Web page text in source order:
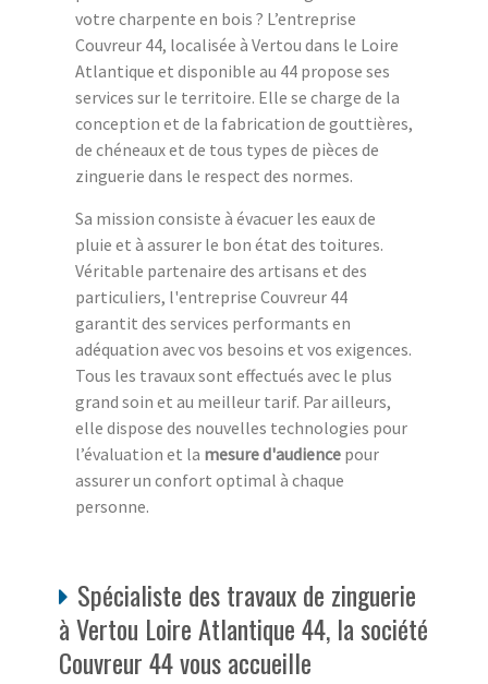
votre charpente en bois ? L’entreprise
Couvreur 44, localisée à Vertou dans le Loire
Atlantique et disponible au 44 propose ses
services sur le territoire. Elle se charge de la
conception et de la fabrication de gouttières,
de chéneaux et de tous types de pièces de
zinguerie dans le respect des normes.
Sa mission consiste à évacuer les eaux de
pluie et à assurer le bon état des toitures.
Véritable partenaire des artisans et des
particuliers, l'entreprise Couvreur 44
garantit des services performants en
adéquation avec vos besoins et vos exigences.
Tous les travaux sont effectués avec le plus
grand soin et au meilleur tarif. Par ailleurs,
elle dispose des nouvelles technologies pour
l’évaluation et la mesure d'audience pour
assurer un confort optimal à chaque
personne.
Spécialiste des travaux de zinguerie
à Vertou Loire Atlantique 44, la société
Couvreur 44 vous accueille